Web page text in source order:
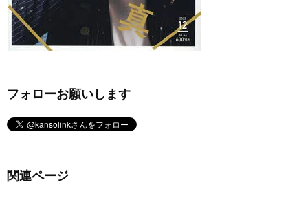
フォローお願いします
関連ページ